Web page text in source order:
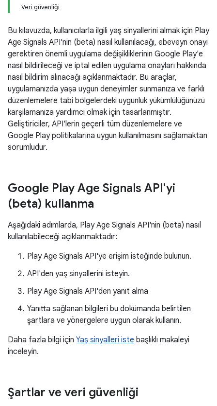
Veri güvenliği
Bu kılavuzda, kullanıcılarla ilgili yaş sinyallerini almak için Play
Age Signals API'nin (beta) nasıl kullanılacağı, ebeveyn onayı
gerektiren önemli uygulama değişikliklerinin Google Play'e
nasıl bildirileceği ve iptal edilen uygulama onayları hakkında
nasıl bildirim alınacağı açıklanmaktadır. Bu araçlar,
uygulamanızda yaşa uygun deneyimler sunmanıza ve farklı
düzenlemelere tabi bölgelerdeki uygunluk yükümlülüğünüzü
karşılamanıza yardımcı olmak için tasarlanmıştır.
Geliştiriciler, API'lerin geçerli tüm düzenlemelere ve
Google Play politikalarına uygun kullanılmasını sağlamaktan
sorumludur.
Google Play Age Signals API'yi
(beta) kullanma
Aşağıdaki adımlarda, Play Age Signals API'nin (beta) nasıl
kullanılabileceği açıklanmaktadır:
Play Age Signals API'ye erişim isteğinde bulunun.
API'den yaş sinyallerini isteyin.
Play Age Signals API'den yanıt alma
Yanıtta sağlanan bilgileri bu dokümanda belirtilen
şartlara ve yönergelere uygun olarak kullanın.
Daha fazla bilgi için Yaş sinyalleri iste başlıklı makaleyi
inceleyin.
Şartlar ve veri güvenliği